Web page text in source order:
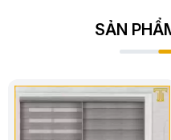
SẢN